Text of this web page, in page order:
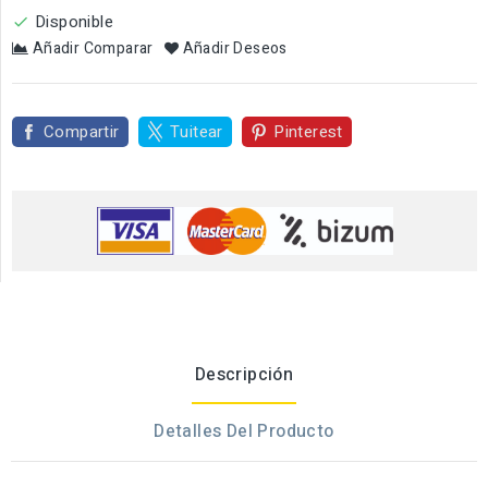
 Disponible
Añadir Comparar Añadir Deseos
Compartir Tuitear Pinterest
Descripción
Detalles Del Producto